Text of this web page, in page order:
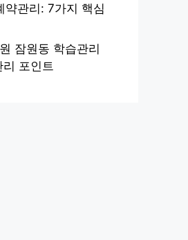
약관리: 7가지 핵심
잠원동 학습관리
포인트